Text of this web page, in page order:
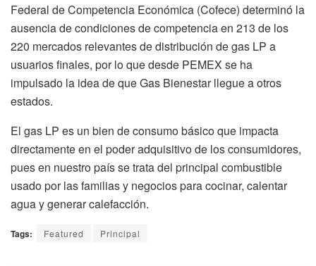
Federal de Competencia Económica (Cofece) determinó la
ausencia de condiciones de competencia en 213 de los
220 mercados relevantes de distribución de gas LP a
usuarios finales, por lo que desde PEMEX se ha
impulsado la idea de que Gas Bienestar llegue a otros
estados.
El gas LP es un bien de consumo básico que impacta
directamente en el poder adquisitivo de los consumidores,
pues en nuestro país se trata del principal combustible
usado por las familias y negocios para cocinar, calentar
agua y generar calefacción.
Tags: Featured Principal